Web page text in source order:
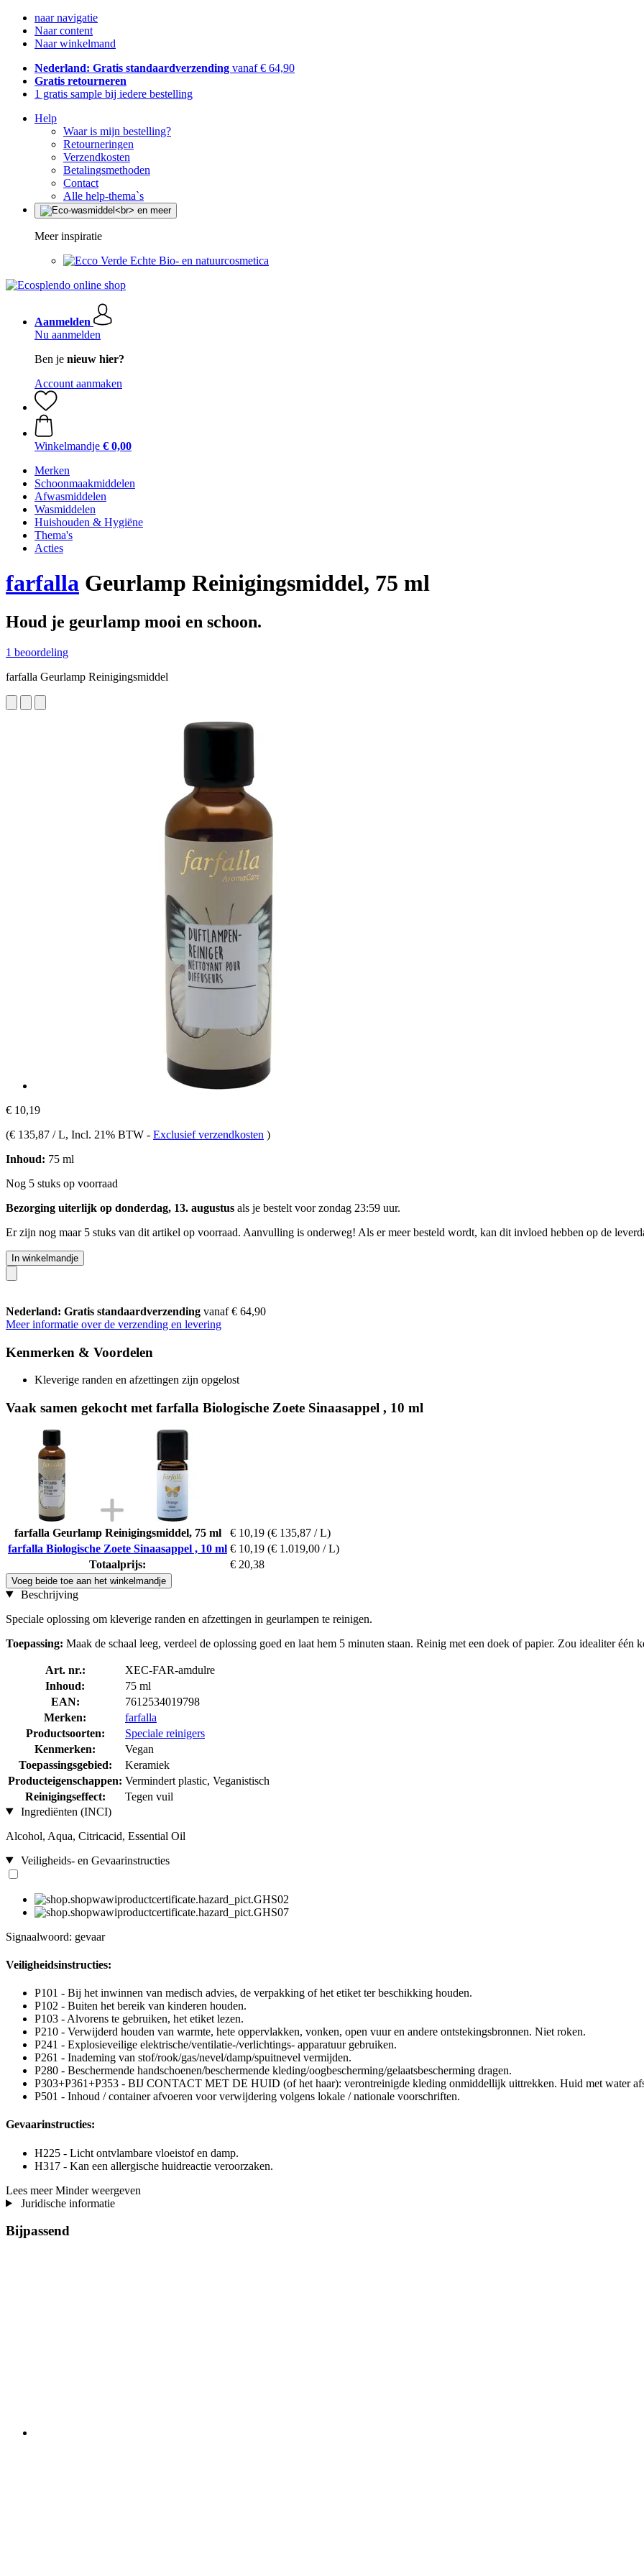
naar navigatie
Naar content
Naar winkelmand
Nederland: Gratis standaardverzending vanaf € 64,90
Gratis retourneren
1 gratis sample bij iedere bestelling
Help
Waar is mijn bestelling?
Retourneringen
Verzendkosten
Betalingsmethoden
Contact
Alle help-thema`s
Meer inspiratie
Echte Bio- en natuurcosmetica
Aanmelden
Nu aanmelden
Ben je nieuw hier?
Account aanmaken
Winkelmandje € 0,00
Merken
Schoonmaakmiddelen
Afwasmiddelen
Wasmiddelen
Huishouden & Hygiëne
Thema's
Acties
farfalla Geurlamp Reinigingsmiddel, 75 ml
Houd je geurlamp mooi en schoon.
1 beoordeling
farfalla Geurlamp Reinigingsmiddel
€ 10,19
(€ 135,87 / L, Incl. 21% BTW - Exclusief verzendkosten )
Inhoud: 75 ml
Nog 5 stuks op voorraad
Bezorging uiterlijk op donderdag, 13. augustus als je bestelt voorzondag 23:59 uur.
Er zijn nog maar 5 stuks van dit artikel op voorraad. Aanvulling is onderweg! Als er meer besteld wordt, kan dit invloed hebben op de
In winkelmandje
Nederland: Gratis standaardverzending vanaf € 64,90
Meer informatie over de verzending en levering
Kenmerken & Voordelen
Kleverige randen en afzettingen zijn opgelost
Vaak samen gekocht met farfalla Biologische Zoete Sinaasappel , 10 ml
farfalla Geurlamp Reinigingsmiddel, 75 ml € 10,19 (€ 135,87 / L)
farfalla Biologische Zoete Sinaasappel , 10 ml € 10,19 (€ 1.019,00 / L)
Totaalprijs:
€ 20,38
Voeg beide toe aan het winkelmandje
Beschrijving
Speciale oplossing om kleverige randen en afzettingen in geurlampen te reinigen.
Toepassing: Maak de schaal leeg, verdeel de oplossing goed en laat hem 5 minuten staan. Reinig met een doek of papier. Zou idealiter één
Art. nr.:
XEC-FAR-amdulre
Inhoud:
75 ml
EAN:
7612534019798
Merken:
farfalla
Productsoorten:
Speciale reinigers
Kenmerken:
Vegan
Toepassingsgebied:
Keramiek
Producteigenschappen: Vermindert plastic, Veganistisch
Reinigingseffect:
Tegen vuil
Ingrediënten (INCI)
Alcohol, Aqua, Citricacid, Essential Oil
Veiligheids- en Gevaarinstructies
Signaalwoord: gevaar
Veiligheidsinstructies:
P101 - Bij het inwinnen van medisch advies, de verpakking of het etiket ter beschikking houden.
P102 - Buiten het bereik van kinderen houden.
P103 - Alvorens te gebruiken, het etiket lezen.
P210 - Verwijderd houden van warmte, hete oppervlakken, vonken, open vuur en andere ontstekingsbronnen. Niet roken.
P241 - Explosieveilige elektrische/ventilatie-/verlichtings- apparatuur gebruiken.
P261 - Inademing van stof/rook/gas/nevel/damp/spuitnevel vermijden.
P280 - Beschermende handschoenen/beschermende kleding/oogbescherming/gelaatsbescherming dragen.
P303+P361+P353 - BIJ CONTACT MET DE HUID (of het haar): verontreinigde kleding onmiddellijk uittrekken. Huid met water
P501 - Inhoud / container afvoeren voor verwijdering volgens lokale / nationale voorschriften.
Gevaarinstructies:
H225 - Licht ontvlambare vloeistof en damp.
H317 - Kan een allergische huidreactie veroorzaken.
Lees meer Minder weergeven
Juridische informatie
Bijpassend